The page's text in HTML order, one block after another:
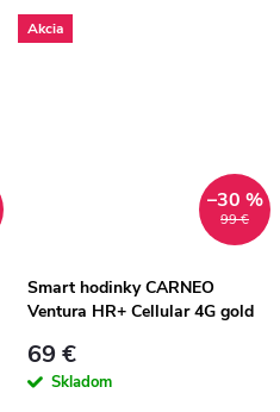
Akcia
99 €
–30 %
Smart hodinky CARNEO
Ventura HR+ Cellular 4G gold
69 €
Skladom